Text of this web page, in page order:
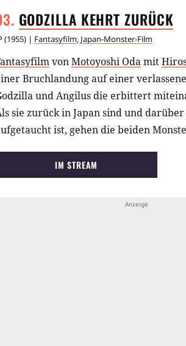
und Godzilla jr. dem Kampf mit
Ist es Godzillas letzter Kampf?
GODZILLA KEHRTZURÜCK
(1955) | Fantasyfilm, Japan-Monster-Film
vonMotoyoshi Odamit
Bruchlandung auf einer
und Angilus die erbittert
sie zurück in Japan sind und
ist, gehen die beiden
IM STREAM